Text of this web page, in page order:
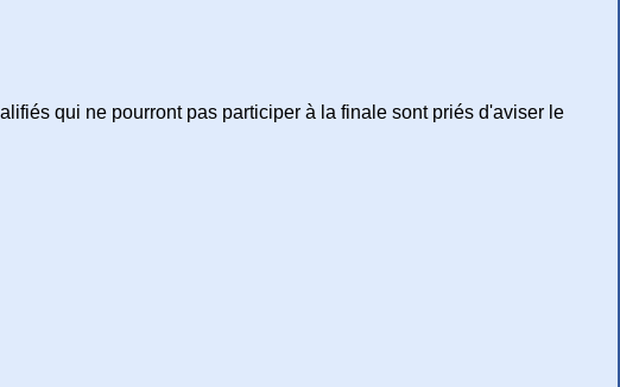
qui ne pourront pas participer à la finale sont priés d'aviser le